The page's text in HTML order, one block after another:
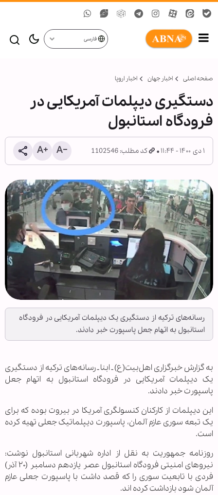
فارسی
صفحه اصلی اخبار جهان اخبار اروپا
دستگیری دیپلمات آمریکایی در
فرودگاه استانبول
۱ دی ۱۴۰۰ - ۱۱:۴۴ کد مطلب: 1102546
رسانه‌های ترکیه از دستگیری یک دیپلمات آمریکایی در فرودگاه
استانبول به اتهام جعل پاسپورت خبر دادند.
به گزارش خبرگزاری اهل‌بیت(ع) ـ ابنا ـ رسانه‌های ترکیه از دستگیری
یک دیپلمات آمریکایی در فرودگاه استانبول به اتهام جعل
پاسپورت خبر دادند.
این دیپلمات از کارکنان کنسولگری آمریکا در بیروت بوده که برای
یک تبعه سوری عازم آلمان، پاسپورت دیپلماتیک جعلی تهیه کرده
است.
روزنامه جمهوریت به نقل از اداره شهربانی استانبول نوشت:
نیرو‌های امنیتی فرودگاه استانبول عصر یازدهم دسامبر (۲۰ آذر)
فردی با تابعیت سوری را که قصد داشت با پاسپورت جعلی عازم
آلمان شود بازداشت کرده اند.